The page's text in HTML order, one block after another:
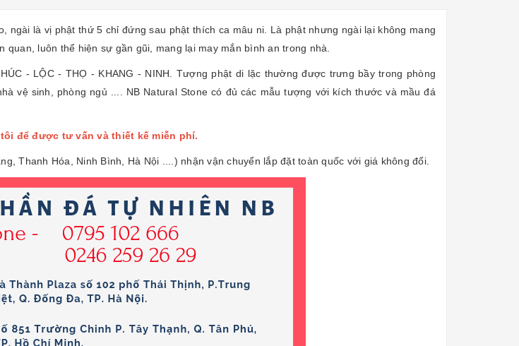
ngài là vị phật thứ 5 chỉ đứng sau phật thích ca mâu ni. Là phật nhưng ngài lại không mang
luôn thể hiện sự gần gũi, mang lại may mắn bình an trong nhà.
- LỘC - THỌ - KHANG - NINH. Tượng phật di lặc thường được trưng bầy trong phòng
vệ sinh, phòng ngủ .... NB Natural Stone có đủ các mẫu tượng với kích thước và mầu đá
để được tư vấn và thiết kế miễn phí.
Thanh Hóa, Ninh Bình, Hà Nội ....) nhận vận chuyển lắp đặt toàn quốc với giá không đổi.